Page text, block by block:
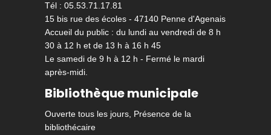
Tél : 05.53.71.17.81
15 bis rue des écoles - 47140 Penne d'Agenais
Accueil du public : du lundi au vendredi de 8 h
30 à 12 h et de 13 h à 16 h 45
Le samedi de 9 h à 12 h - Fermé le mardi
après-midi.
Bibliothèque municipale
Ouverte tous les jours, Présence de la
bibliothécaire